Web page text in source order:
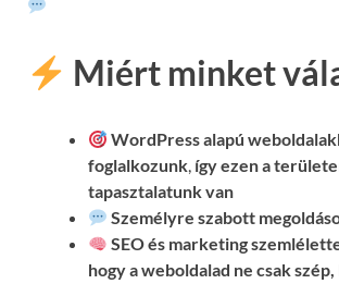
Miért minket
WordPress alapú
foglalkozunk, így ezen a
tapasztalatunk van
Személyre szabott
SEO és marketing
hogy a weboldalad ne csak szép,